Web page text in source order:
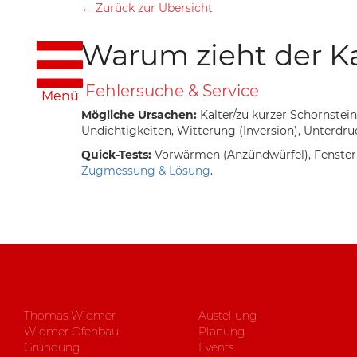
Menü
← Zurück zur Übersicht
Warum zieht der
Fehlersuche & Service
Mögliche Ursachen: Kalter/zu kurzer
Undichtigkeiten, Witterung (Inversion),
Quick-Tests: Vorwärmen (Anzündwürfel),
Zugmessung & Lösung.
Thomas Widmer
Widmer Ofenbau
Gründung
Austellung
Planung
Events